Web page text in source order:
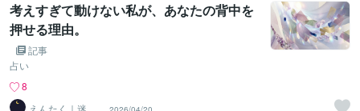
考えすぎて動けない私が、あなたの背中を
押せる理由。
記事
占い
8
えんたく｜迷い